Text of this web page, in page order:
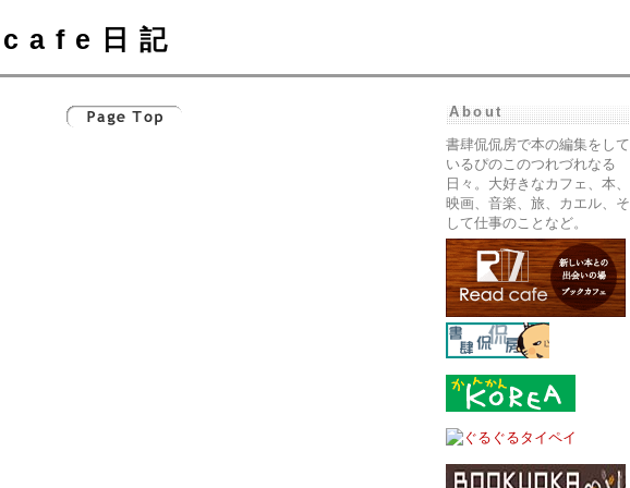
cafe日記
About
書肆侃侃房で本の編集をして
いるぴのこのつれづれなる
日々。大好きなカフェ、本、
映画、音楽、旅、カエル、そ
して仕事のことなど。